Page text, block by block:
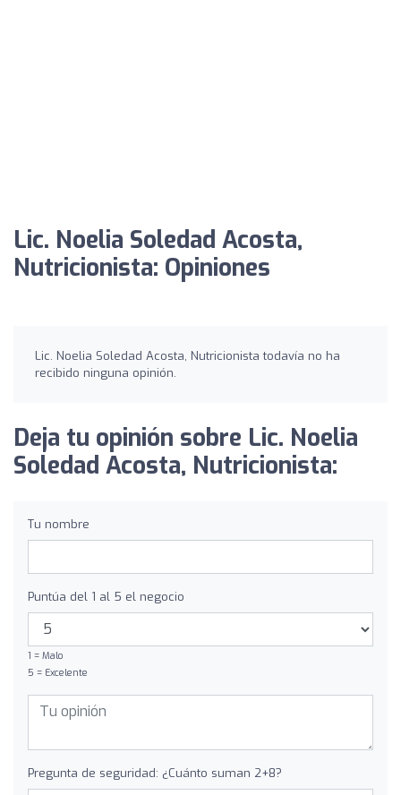
Lic. Noelia Soledad Acosta,
Nutricionista: Opiniones
Lic. Noelia Soledad Acosta, Nutricionista todavía no ha
recibido ninguna opinión.
Deja tu opinión sobre Lic. Noelia
Soledad Acosta, Nutricionista:
Tu nombre
Puntúa del 1 al 5 el negocio
1 = Malo
5 = Excelente
Pregunta de seguridad: ¿Cuánto suman 2+8?